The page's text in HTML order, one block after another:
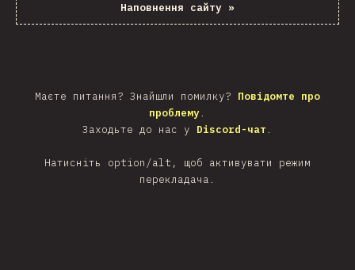
Наповнення сайту »
Маєте питання? Знайшли помилку? Повідомте про
проблему.
Заходьте до нас у Discord-чат .
Натисніть option/alt, щоб активувати режим
перекладача.